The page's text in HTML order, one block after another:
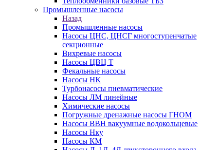
Промышленные насосы
Назад
Промышленные насосы
Насосы ЦНС, ЦНСГ многоступенчатые
секционные
Вихревые насосы
Насосы ЦВЦ Т
Фекальные насосы
Насосы НК
Турбонасосы пневматические
Насосы ЛМ линейные
Химические насосы
Погружные дренажные насосы ГНОМ
Насосы ВВН вакуумные водокольцевые
Насосы Нку
Насосы КМ